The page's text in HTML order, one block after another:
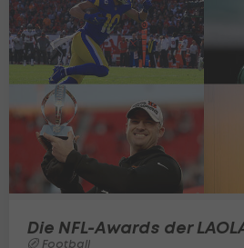
Die NFL-Awards der
Football